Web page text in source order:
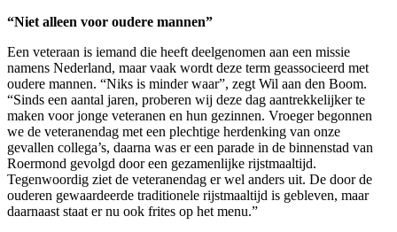
“Niet alleen voor oudere mannen”
Een veteraan is iemand die heeft deelgenomen aan een missie
namens Nederland, maar vaak wordt deze term geassocieerd met
oudere mannen. “Niks is minder waar”, zegt Wil aan den Boom.
“Sinds een aantal jaren, proberen wij deze dag aantrekkelijker te
maken voor jonge veteranen en hun gezinnen. Vroeger begonnen
we de veteranendag met een plechtige herdenking van onze
gevallen collega’s, daarna was er een parade in de binnenstad van
Roermond gevolgd door een gezamenlijke rijstmaaltijd.
Tegenwoordig ziet de veteranendag er wel anders uit. De door de
ouderen gewaardeerde traditionele rijstmaaltijd is gebleven, maar
daarnaast staat er nu ook frites op het menu.”